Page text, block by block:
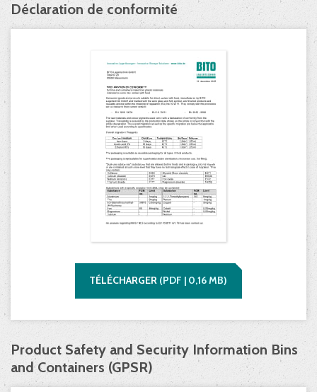
Déclaration de conformité
TÉLÉCHARGER (PDF | 0,16MB)
Product Safety and Security Information Bins
and Containers (GPSR)